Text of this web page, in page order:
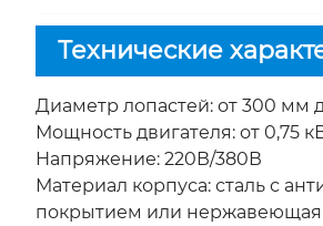
Технические
Диаметр лопастей: от 300 мм
Мощность двигателя: от 0,75
Напряжение: 220В/380В
Материал корпуса: сталь с
покрытием или нержавеющая